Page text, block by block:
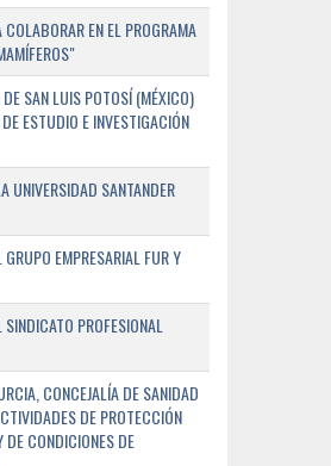
EN EL PROGRAMA
SAN LUIS POTOSÍ (MÉXICO)
ESTUDIO E INVESTIGACIÓN
UNIVERSIDAD SANTANDER
EMPRESARIAL FUR Y
PROFESIONAL
CONCEJALÍA DE SANIDAD
DE PROTECCIÓN
CONDICIONES DE